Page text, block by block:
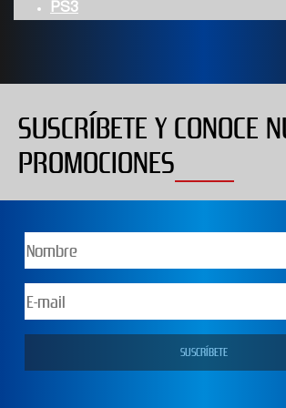
PS3
SUSCRÍBETE Y CONOCE
PROMOCIONES